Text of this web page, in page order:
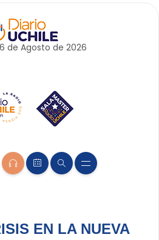
de Agosto de 2026
EN LA NUEVA